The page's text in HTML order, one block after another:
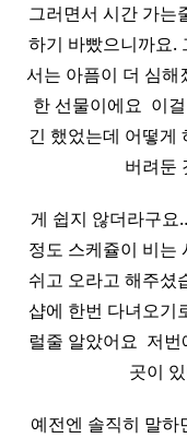
그러면서 시간 가는
하기 바빴으니까요.
서는 아픔이 더 심해
한 선물이에요 ​ 이
긴 했었는데 어떻게
버려둔
게 쉽지 않더라구
정도 스케쥴이 비는
쉬고 오라고 해주셨
샵에 한번 다녀오기
럴줄 알았어요 ​ 저
곳이
예전엔 솔직히 말하